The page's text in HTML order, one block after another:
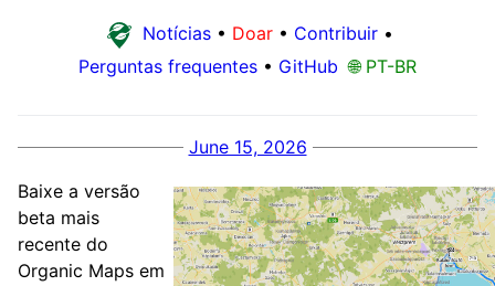
Notícias • Doar • Contribuir •
Perguntas frequentes • GitHub 🌐 PT-BR
June 15, 2026
Baixe a versão
beta mais
recente do
Organic Maps em